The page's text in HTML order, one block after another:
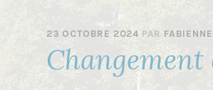
23 OCTOBRE 2024 PAR FABIENNE